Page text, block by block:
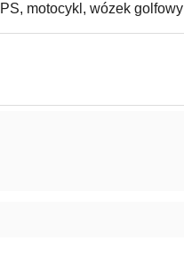
motocykl, wózek golfowy